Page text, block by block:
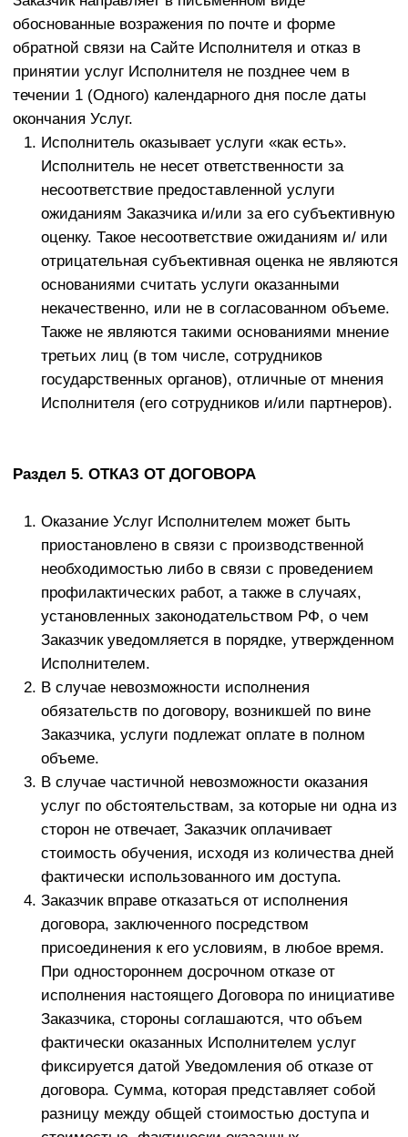
аудиозаписей, а также их частей, доступ к
которым получил Заказчик в процессе получения
платных услуг по настоящему договору,
результатов интеллектуальной деятельности, в
частности, перевод на иностранный язык,
переработка в программу для ЭВМ, а также
интеллектуальной деятельности на основе
информационно-консультационных материалов –
без получения специального на то письменного
разрешения правообладателя –
Максима Сергеевича.
Авторские правана информационно-
автору –Заварзину Максиму Сергеевичу. Такие
авторские права как право авторства, право на
возникают с момента создания курса и
действуют бессрочно.
Исключительное правона информационно-
Исполнителю.
Неисключительные лицензионные правана
открытия к ним доступа. Неисключительные
материалы передаются на 30 лет.
предоставляются в состоянии «как есть».
Исполнитель не гарантирует доступность их в
любой момент.
коммерческую пригодность Сайта/Телеграм-
канала/Чата, не гарантирует соответствие их
неким специальным требованиям Заказчика или
с предпочтениями Заказчика.
Исполнитель также не гарантирует, что программное
свободно от дефектов и ошибок, и должно
функционировать бесперебойно и в обязательном
порядке.
Использование Сайта/ Телеграм-канала/Чата
осуществляется Заказчиком исключительно под
свою ответственность и на собственный риск.
функционирования Сайта/ Телеграм-канала/Чата
и не несет ответственности за вред, причиненный
Заказчику в результате использования Сайта/
Телеграм-канала/Чата. Исполнитель не несет
ответственности за риск наступления
неблагоприятных последствий, которые наступят
используемого Заказчиком оборудования, иного
программного обеспечения или каналов связи
установленным требованиям по защите
персональных данных от несанкционированного
(противоправного) посягательства третьих лиц.
Исполнитель прилагает все разумные усилия,
Сайта/ Телеграм-канала/Чата, однако не
гарантирует его бесперебойную работу, не несет
ответственности за нее и не обязуется